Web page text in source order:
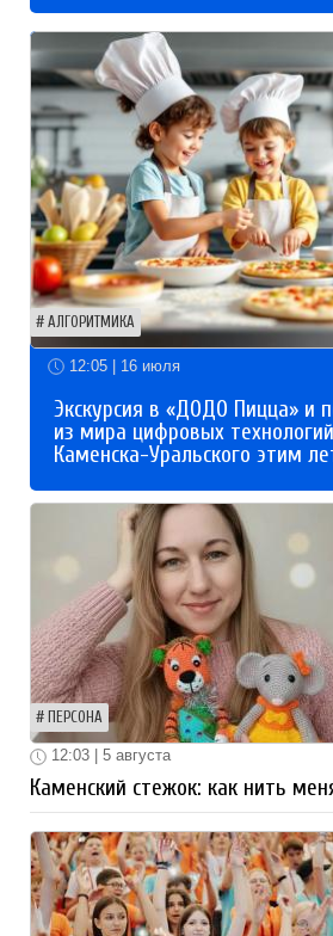
АЛГОРИТМИКА
12:05 | 16 июля
Экскурсия в «ДОДО Пицца» и
из мира цифровых
Каменска-Уральского этим
ПЕРСОНА
12:03 | 5 августа
Каменский стежок: как нить